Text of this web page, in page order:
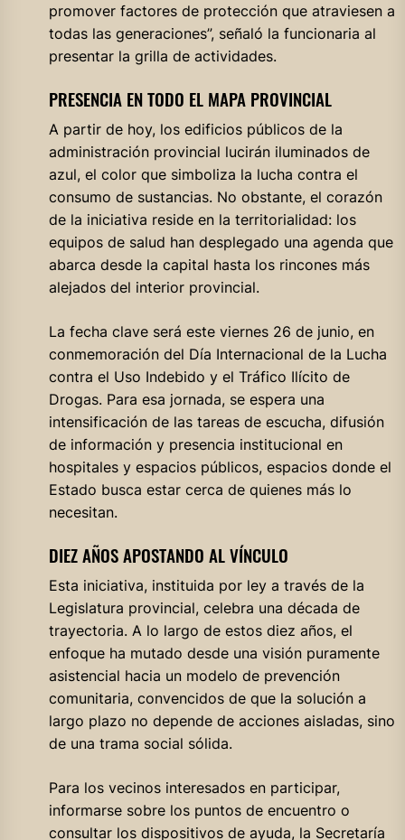
promover factores de protección que atraviesen a
todas las generaciones”, señaló la funcionaria al
presentar la grilla de actividades.
PRESENCIA EN TODO EL MAPA PROVINCIAL
A partir de hoy, los edificios públicos de la
administración provincial lucirán iluminados de
azul, el color que simboliza la lucha contra el
consumo de sustancias. No obstante, el corazón
de la iniciativa reside en la territorialidad: los
equipos de salud han desplegado una agenda que
abarca desde la capital hasta los rincones más
alejados del interior provincial.
La fecha clave será este viernes 26 de junio, en
conmemoración del Día Internacional de la Lucha
contra el Uso Indebido y el Tráfico Ilícito de
Drogas. Para esa jornada, se espera una
intensificación de las tareas de escucha, difusión
de información y presencia institucional en
hospitales y espacios públicos, espacios donde el
Estado busca estar cerca de quienes más lo
necesitan.
DIEZ AÑOS APOSTANDO AL VÍNCULO
Esta iniciativa, instituida por ley a través de la
Legislatura provincial, celebra una década de
trayectoria. A lo largo de estos diez años, el
enfoque ha mutado desde una visión puramente
asistencial hacia un modelo de prevención
comunitaria, convencidos de que la solución a
largo plazo no depende de acciones aisladas, sino
de una trama social sólida.
Para los vecinos interesados en participar,
informarse sobre los puntos de encuentro o
consultar los dispositivos de ayuda, la Secretaría